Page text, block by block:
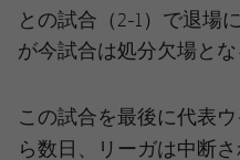
との試合（2-1）で退場
が今試合は処分欠場とな
この試合を最後に代表
ら数日、リーガは中断さ